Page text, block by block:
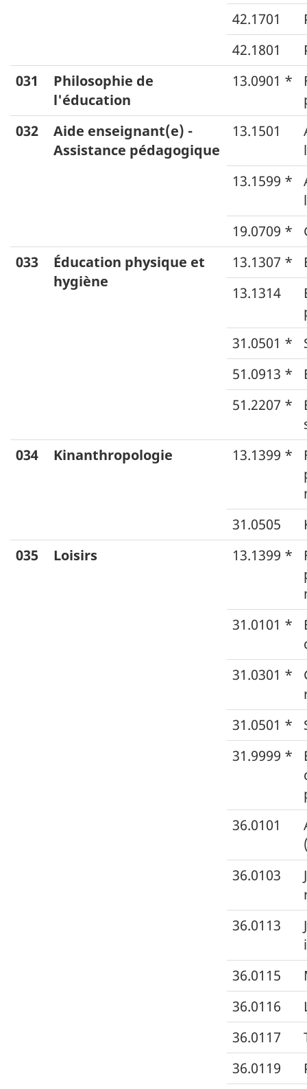
42.1701
42.1801
031
Philosophie de
l'éducation
13.0901 *
032
Aide enseignant(e) -
Assistance pédagogique
13.1501
13.1599 *
19.0709 *
033
Éducation physique et
hygiène
13.1307 *
13.1314
31.0501 *
51.0913 *
51.2207 *
034
Kinanthropologie 13.1399 *
31.0505
035
Loisirs 13.1399 *
31.0101 *
31.0301 *
31.0501 *
31.9999 *
36.0101
36.0103
36.0113
36.0115
36.0116
36.0117
36.0119